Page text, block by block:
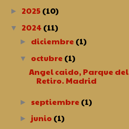
► 2025 (10)
▼ 2024 (11)
► diciembre (1)
▼ octubre (1)
Angel caido, Parque del
Retiro. Madrid
► septiembre (1)
► junio (1)